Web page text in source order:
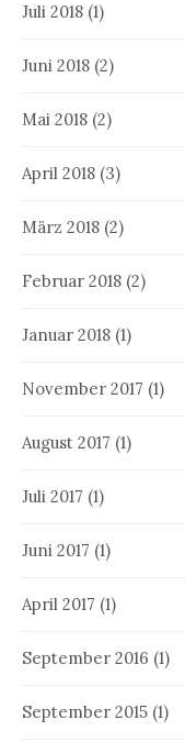
Juli 2018 (1)
Juni 2018 (2)
Mai 2018 (2)
April 2018 (3)
März 2018 (2)
Februar 2018 (2)
Januar 2018 (1)
November 2017 (1)
August 2017 (1)
Juli 2017 (1)
Juni 2017 (1)
April 2017 (1)
September 2016 (1)
September 2015 (1)